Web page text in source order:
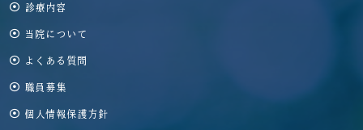
診療内容
当院について
よくある質問
職員募集
個人情報保護方針